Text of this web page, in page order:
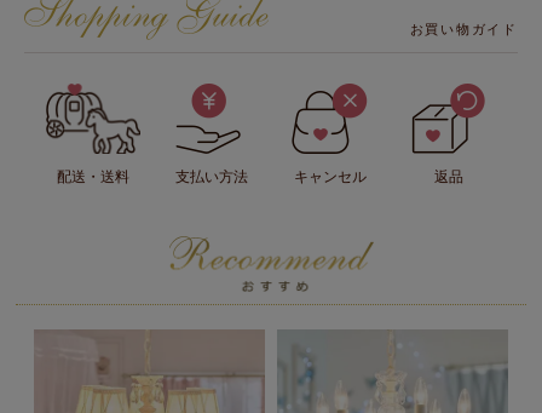
お買い物ガイド
配送・送料 支払い方法 キャンセル 返品